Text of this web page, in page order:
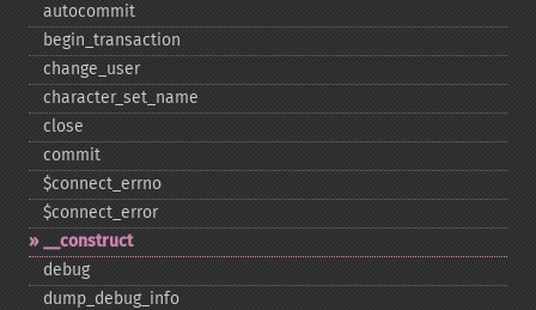
autocommit
begin_​transaction
change_​user
character_​set_​name
close
commit
$connect_​errno
$connect_​error
_​_​construct
debug
dump_​debug_​info